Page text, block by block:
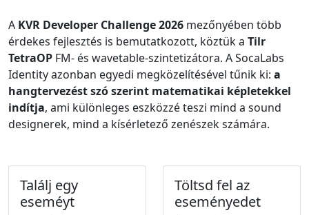
A KVR Developer Challenge 2026 mezőnyében több
érdekes fejlesztés is bemutatkozott, köztük a Tilr
TetraOP FM- és wavetable-szintetizátora. A SocaLabs
Identity azonban egyedi megközelítésével tűnik ki: a
hangtervezést szó szerint matematikai képletekkel
indítja, ami különleges eszközzé teszi mind a sound
designerek, mind a kísérletező zenészek számára.
Találj egy
eseméyt
Töltsd fel az
eseményedet